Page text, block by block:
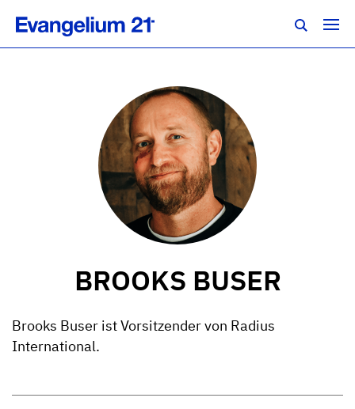
BROOKS BUSER
Brooks Buser ist Vorsitzender von Radius
International.